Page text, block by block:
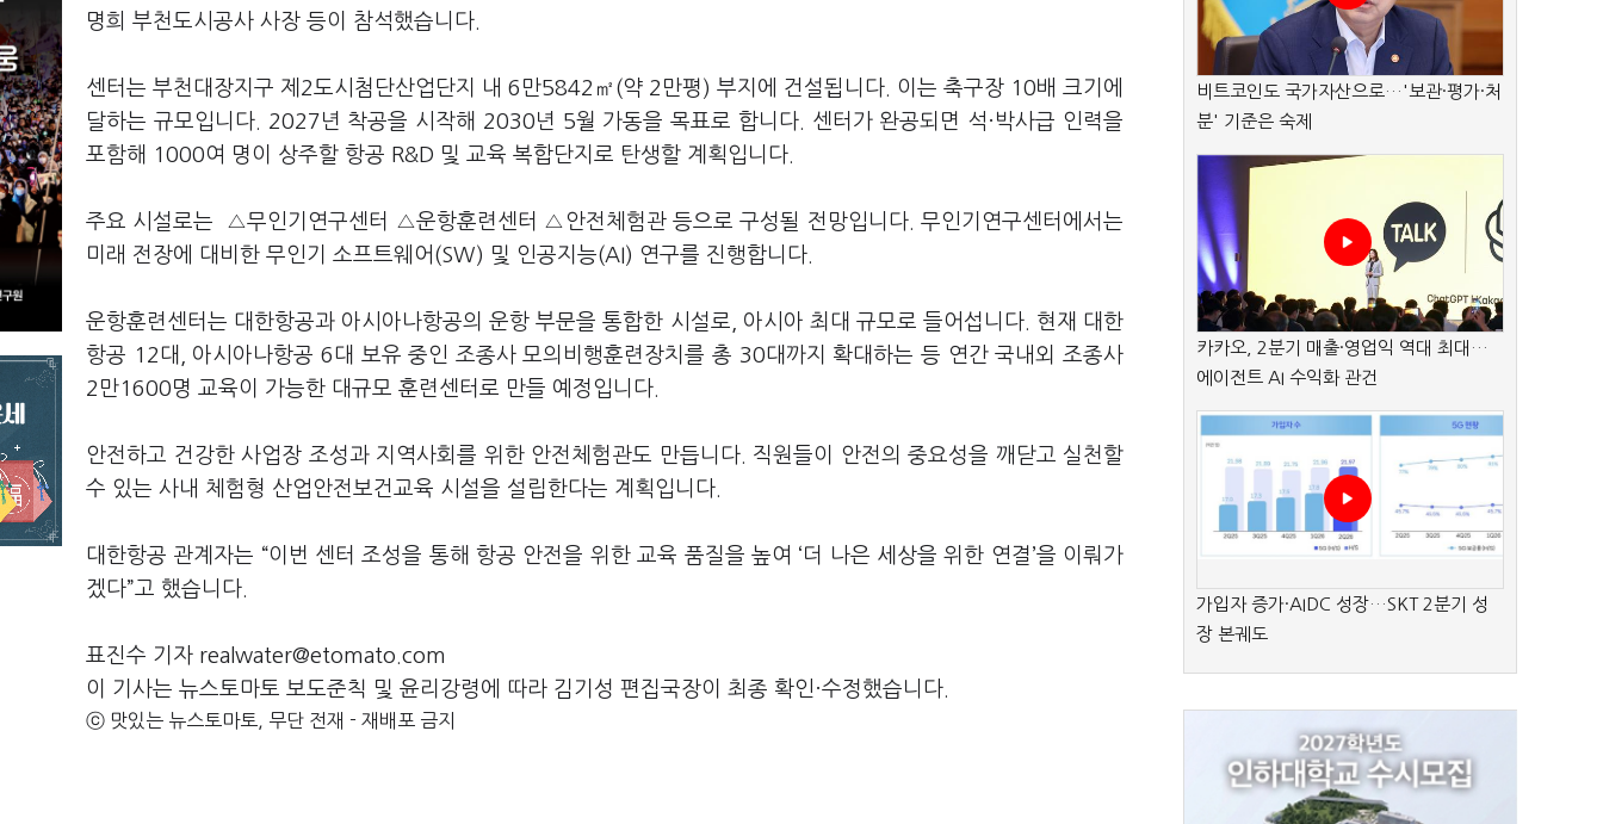
명희 부천도시공사 사장 등이 참석했습니다.
센터는 부천대장지구 제2도시첨단산업단지 내 6만5842㎡(약 2만평) 부지에 건설됩니다. 이는 축구장 10배 크기에
달하는 규모입니다. 2027년 착공을 시작해 2030년 5월 가동을 목표로 합니다. 센터가 완공되면 석·박사급 인력을
포함해 1000여 명이 상주할 항공 R&D 및 교육 복합단지로 탄생할 계획입니다.
주요 시설로는 △무인기연구센터 △운항훈련센터 △안전체험관 등으로 구성될 전망입니다. 무인기연구센터에서는
미래 전장에 대비한 무인기 소프트웨어(SW) 및 인공지능(AI) 연구를 진행합니다.
운항훈련센터는 대한항공과 아시아나항공의 운항 부문을 통합한 시설로, 아시아 최대 규모로 들어섭니다. 현재 대한
항공 12대, 아시아나항공 6대 보유 중인 조종사 모의비행훈련장치를 총 30대까지 확대하는 등 연간 국내외 조종사
2만1600명 교육이 가능한 대규모 훈련센터로 만들 예정입니다.
안전하고 건강한 사업장 조성과 지역사회를 위한 안전체험관도 만듭니다. 직원들이 안전의 중요성을 깨닫고 실천할
수 있는 사내 체험형 산업안전보건교육 시설을 설립한다는 계획입니다.
대한항공 관계자는 “이번 센터 조성을 통해 항공 안전을 위한 교육 품질을 높여 ‘더 나은 세상을 위한 연결’을 이뤄가
겠다”고 했습니다.
표진수 기자 realwater@etomato.com
이 기사는 뉴스토마토 보도준칙 및 윤리강령에 따라 김기성 편집국장이 최종 확인·수정했습니다.
ⓒ 맛있는 뉴스토마토, 무단 전재 - 재배포 금지
비트코인도 국가자산으로…'보관·평가·처
분' 기준은 숙제
카카오, 2분기 매출·영업익 역대 최대…
에이전트 AI 수익화 관건
가입자 증가·AIDC 성장…SKT 2분기 성
장 본궤도